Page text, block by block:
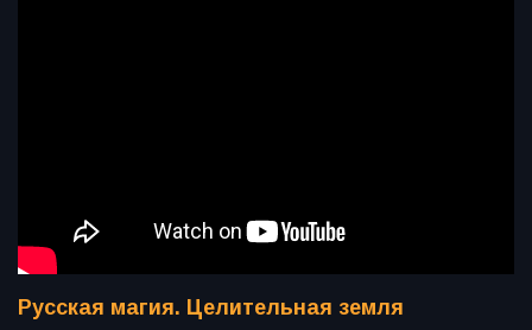
Русская магия. Целительная земля